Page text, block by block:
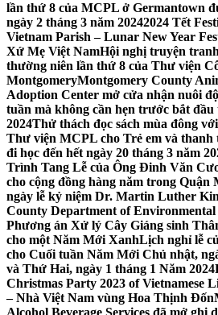
lần thứ 8 của MCPL ở Germantown
ngày 2 tháng 3 năm 20242024 Tết
Vietnam Parish – Lunar New Year
Xứ Mẹ Việt NamHội nghị truyện
thường niên lần thứ 8 của Thư viện
MontgomeryMontgomery County
Adoption Center mở cửa nhận nuôi
tuần mà không cần hẹn trước bắt đầu
2024Thử thách đọc sách mùa đông
Thư viện MCPL cho Trẻ em và thanh
đi học đến hết ngày 20 tháng 3 năm
Trình Tang Lễ của Ông Đinh Văn
cho cộng đồng hàng năm trong Quận
ngày lễ kỷ niệm Dr. Martin Luther
County Department of Environmental
Phương án Xử lý Cây Giáng sinh
cho một Năm Mới XanhLịch nghỉ lễ
cho Cuối tuần Năm Mới Chủ nhật,
và Thứ Hai, ngày 1 tháng 1 Năm 2024
Christmas Party 2023 of Vietnamese
– Nhà Việt Nam vùng Hoa Thịnh Đốn
Alcohol Beverage Services đã mở ghi